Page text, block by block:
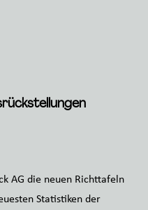
AG die neuen Richttafeln
Statistiken der